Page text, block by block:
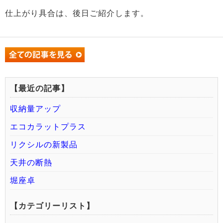
仕上がり具合は、後日ご紹介します。
【最近の記事】
収納量アップ
エコカラットプラス
リクシルの新製品
天井の断熱
堀座卓
【カテゴリーリスト】